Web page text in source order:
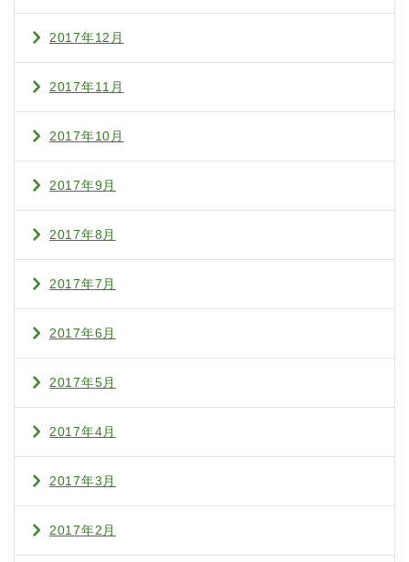
2017年12月
2017年11月
2017年10月
2017年9月
2017年8月
2017年7月
2017年6月
2017年5月
2017年4月
2017年3月
2017年2月